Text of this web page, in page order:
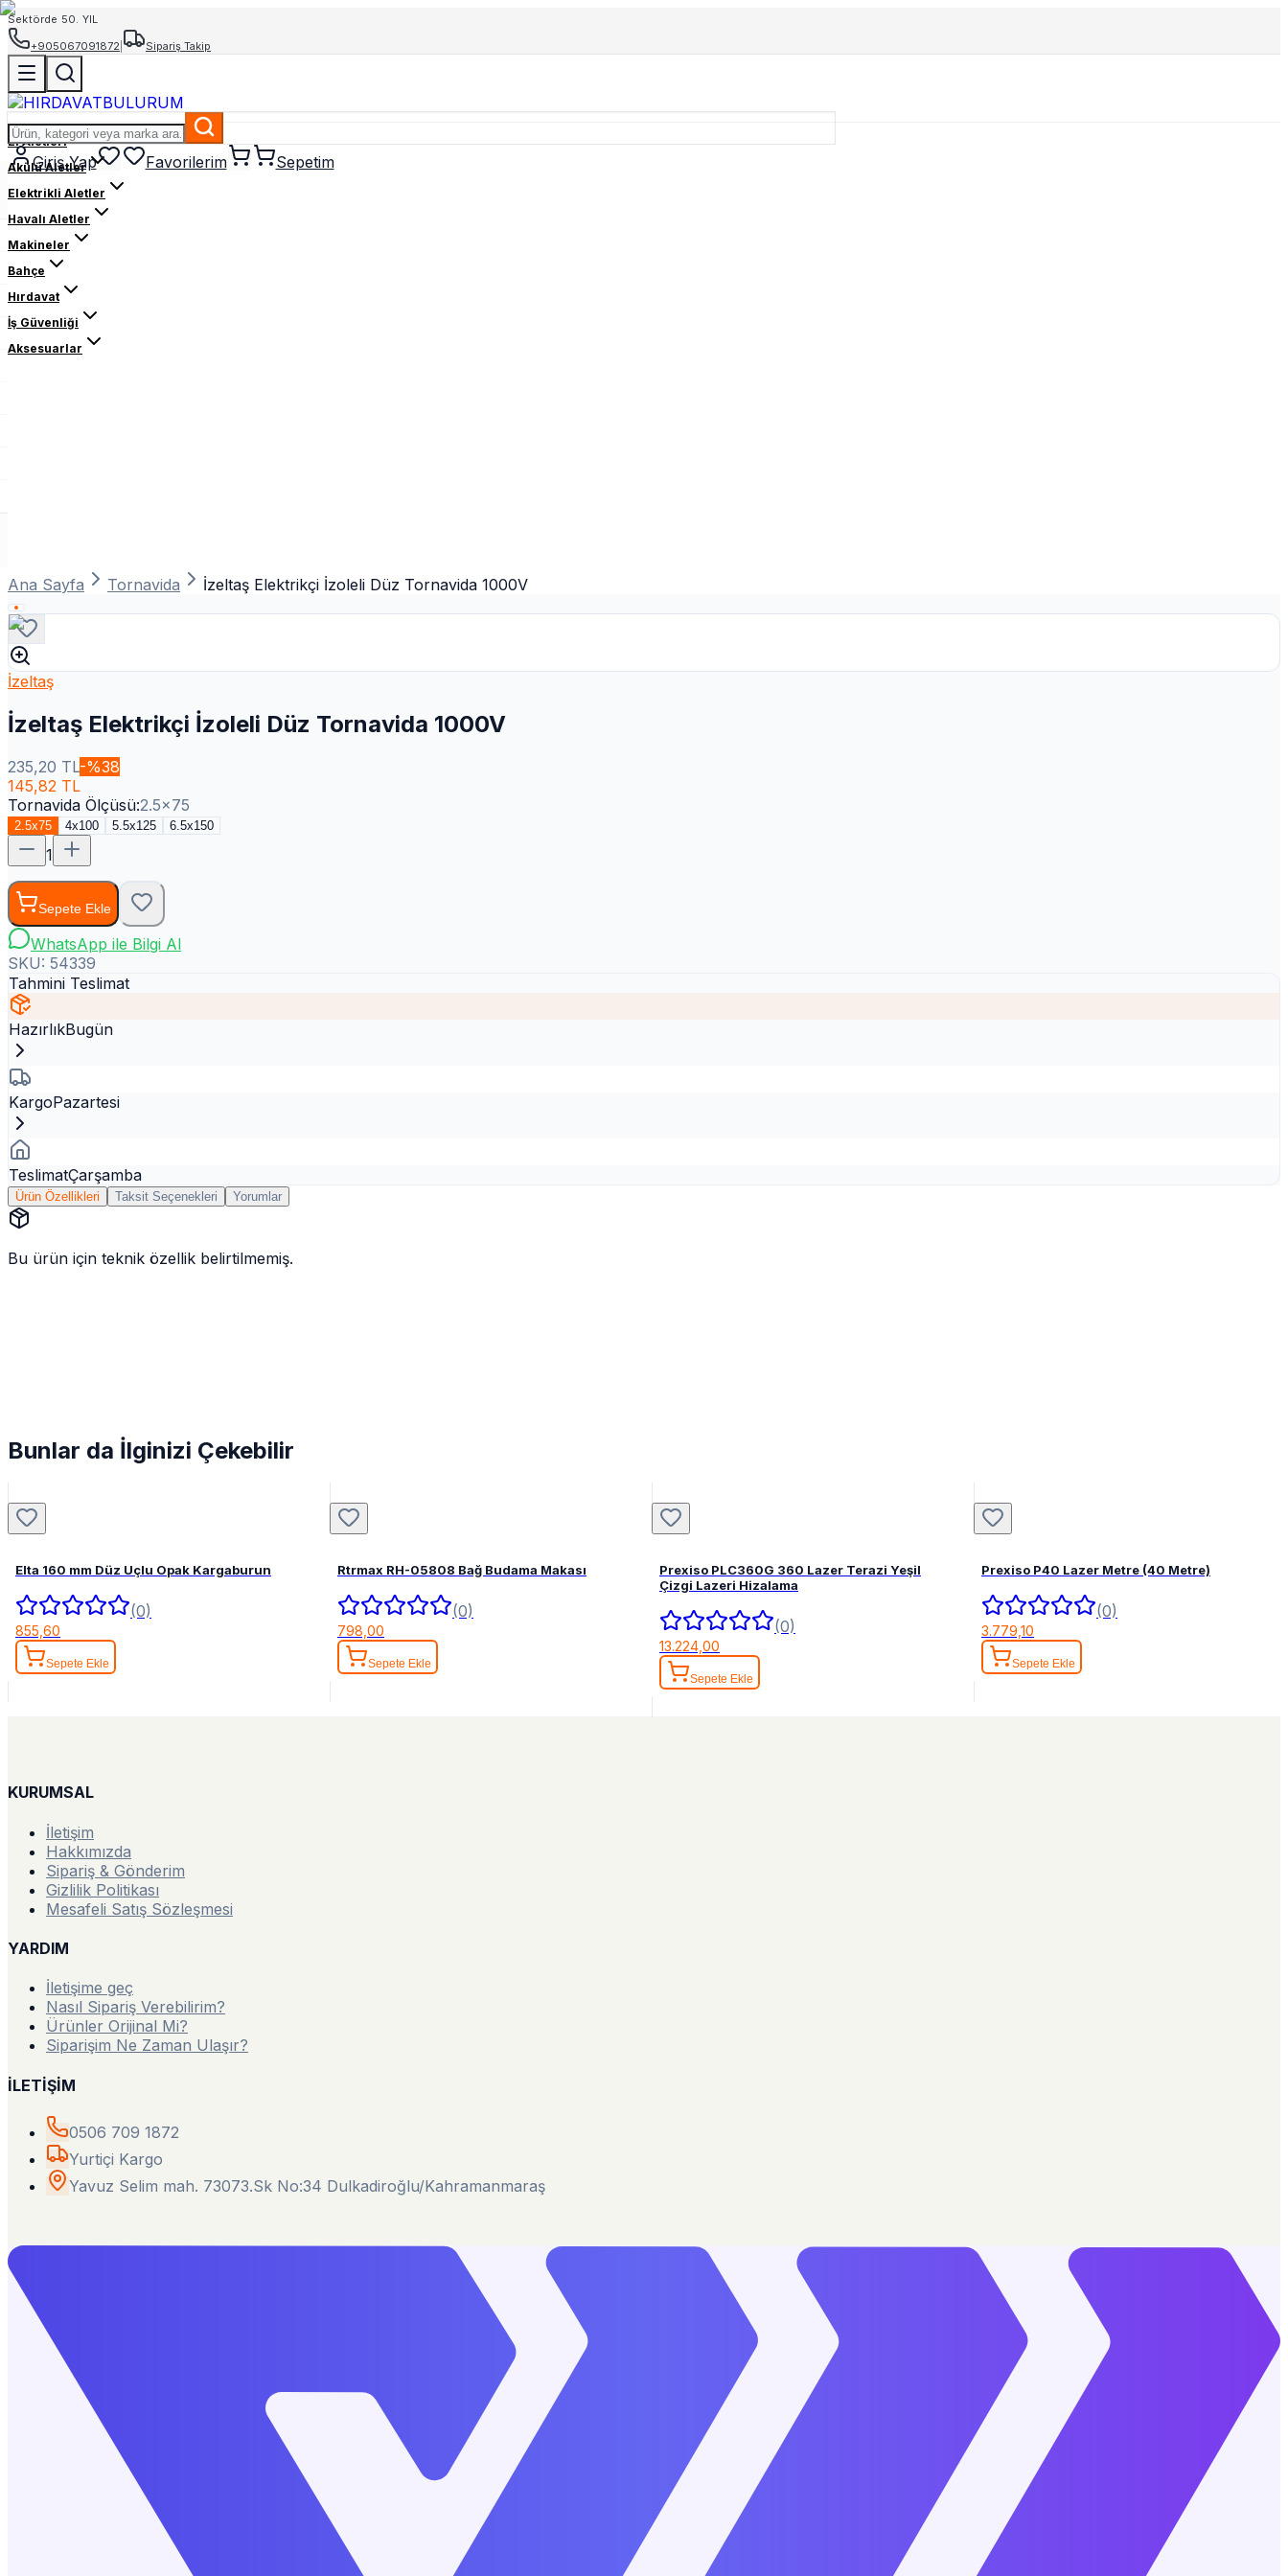
Sektörde 50. YIL
+905067091872
Sipariş Takip
Giriş Yap Favorilerim Sepetim
El Aletleri
Akülü Aletler
Elektrikli Aletler
Havalı Aletler
Makineler
Bahçe
Hırdavat
İş Güvenliği
Aksesuarlar
Ana Sayfa Tornavida İzeltaş Elektrikçi İzoleli Düz Tornavida 1000V
İzeltaş
İzeltaş Elektrikçi İzoleli Düz Tornavida 1000V
235,20 TL-%38
145,82 TL
Tornavida Ölçüsü:2.5x75
2.5x75 4x100 5.5x125 6.5x150
1
Sepete Ekle
WhatsApp ile Bilgi Al
SKU: 54339
Tahmini Teslimat
HazırlıkBugün
KargoPazartesi
TeslimatÇarşamba
Ürün Özellikleri Taksit Seçenekleri Yorumlar
Bu ürün için teknik özellik belirtilmemiş.
Bunlar da İlginizi Çekebilir
Elta 160 mm Düz Uçlu Opak Kargaburun
(0)
855,60
Sepete Ekle
Rtrmax RH-05808 Bağ Budama Makası
(0)
798,00
Sepete Ekle
Prexiso PLC360G 360 Lazer Terazi Yeşil
Çizgi Lazeri Hizalama
(0)
13.224,00
Sepete Ekle
Prexiso P40 Lazer Metre (40 Metre)
(0)
3.779,10
Sepete Ekle
KURUMSAL
İletişim
Hakkımızda
Sipariş & Gönderim
Gizlilik Politikası
Mesafeli Satış Sözleşmesi
YARDIM
İletişime geç
Nasıl Sipariş Verebilirim?
Ürünler Orijinal Mi?
Siparişim Ne Zaman Ulaşır?
İLETİŞİM
0506 709 1872
Yurtiçi Kargo
Yavuz Selim mah. 73073.Sk No:34 Dulkadiroğlu/Kahramanmaraş